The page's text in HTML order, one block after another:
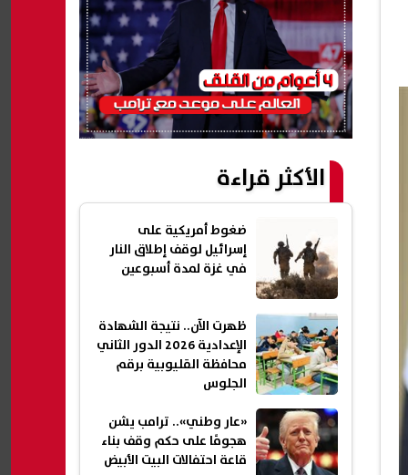
الأكثر قراءة
ضغوط أمريكية على
إسرائيل لوقف إطلاق النار
في غزة لمدة أسبوعين
ظهرت الآن.. نتيجة الشهادة
الإعدادية 2026 الدور الثاني
محافظة القليوبية برقم
الجلوس
«عار وطني».. ترامب يشن
هجومًا على حكم وقف بناء
قاعة احتفالات البيت الأبيض